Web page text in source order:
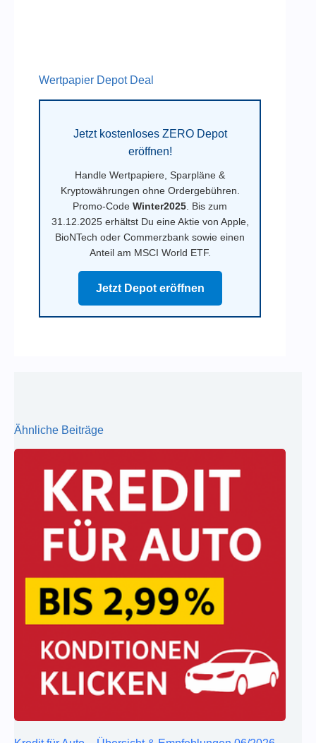
Wertpapier Depot Deal
Jetzt kostenloses ZERO Depot
eröffnen!
Handle Wertpapiere, Sparpläne &
Kryptowährungen ohne Ordergebühren.
Promo-CodeWinter2025. Bis zum
31.12.2025 erhältst Du eine Aktie von Apple,
BioNTech oder Commerzbank sowie einen
Anteil am MSCI World ETF.
Jetzt Depot eröffnen
Ähnliche Beiträge